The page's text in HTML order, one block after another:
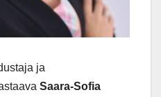
ja
Saara-Sofia